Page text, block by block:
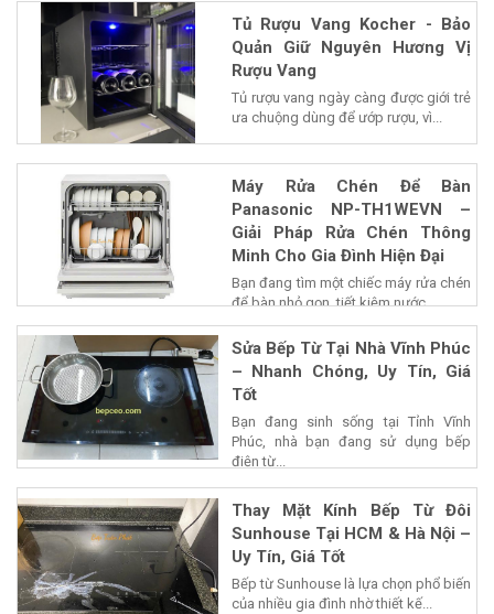
Tủ Rượu Vang Kocher - Bảo
Quản Giữ Nguyên Hương Vị
Rượu Vang
Tủ rượu vang ngày càng được giới trẻ
ưa chuộng dùng để ướp rượu, vì...
Máy Rửa Chén Để Bàn
Panasonic NP-TH1WEVN –
Giải Pháp Rửa Chén Thông
Minh Cho Gia Đình Hiện Đại
Bạn đang tìm một chiếc máy rửa chén
để bàn nhỏ gọn, tiết kiệm nước...
Sửa Bếp Từ Tại Nhà Vĩnh Phúc
– Nhanh Chóng, Uy Tín, Giá
Tốt
Bạn đang sinh sống tại Tỉnh Vĩnh
Phúc, nhà bạn đang sử dụng bếp
điện từ...
Thay Mặt Kính Bếp Từ Đôi
Sunhouse Tại HCM & Hà Nội –
Uy Tín, Giá Tốt
Bếp từ Sunhouse là lựa chọn phổ biến
của nhiều gia đình nhờ thiết kế...